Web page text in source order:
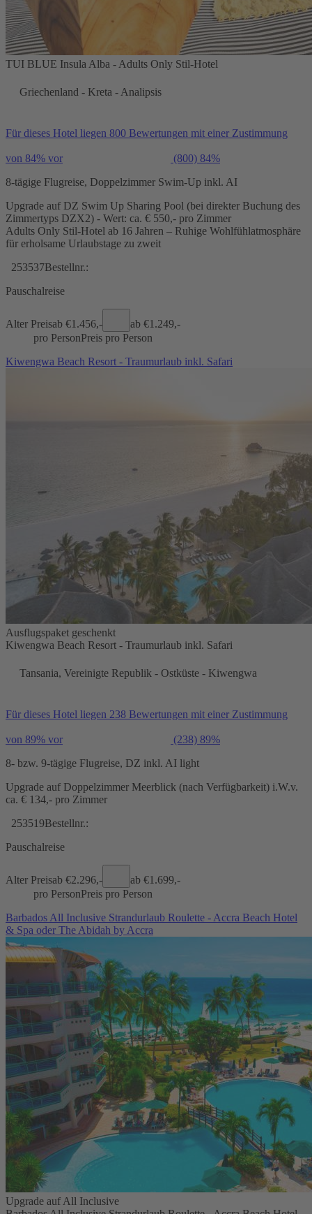
TUI BLUE Insula Alba - Adults Only Stil-Hotel
Griechenland - Kreta - Analipsis
Für dieses Hotel liegen 800 Bewertungen mit einer Zustimmung
von 84% vor (800) 84%
8-tägige Flugreise, Doppelzimmer Swim-Up inkl. AI
Upgrade auf DZ Swim Up Sharing Pool (bei direkter Buchung des
Zimmertyps DZX2) - Wert: ca. € 550,- pro Zimmer
Adults Only Stil-Hotel ab 16 Jahren – Ruhige Wohlfühlatmosphäre
für erholsame Urlaubstage zu zweit
253537Bestellnr.:
Pauschalreise
Alter Preisab €1.456,- ab €1.249,-
pro PersonPreis pro Person
Kiwengwa Beach Resort - Traumurlaub inkl. Safari
Ausflugspaket geschenkt
Kiwengwa Beach Resort - Traumurlaub inkl. Safari
Tansania, Vereinigte Republik - Ostküste - Kiwengwa
Für dieses Hotel liegen 238 Bewertungen mit einer Zustimmung
von 89% vor (238) 89%
8- bzw. 9-tägige Flugreise, DZ inkl. AI light
Upgrade auf Doppelzimmer Meerblick (nach Verfügbarkeit) i.W.v.
ca. € 134,- pro Zimmer
253519Bestellnr.:
Pauschalreise
Alter Preisab €2.296,- ab €1.699,-
pro PersonPreis pro Person
Barbados All Inclusive Strandurlaub Roulette - Accra Beach Hotel
& Spa oder The Abidah by Accra
Upgrade auf All Inclusive